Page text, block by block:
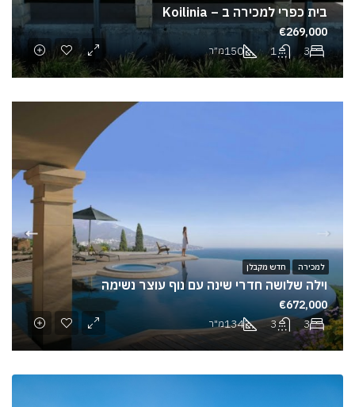
בית כפרי למכירה ב – Koilinia
3
1
150מ״ר
€269,000
וילה שלושה חדרי שינה עם נוף עוצר נשימה
3
3
134מ"ר
€672,000
למכירה חדש מקבלן